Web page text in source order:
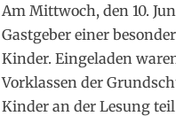
Am Mittwoch, den 10.
Gastgeber einer
Kinder. Eingeladen
Vorklassen der
Kinder an der Lesung